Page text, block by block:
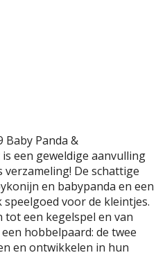
Baby Panda &
een geweldige aanvulling
verzameling! De schattige
en babypanda en een
voor de kleintjes.
tot een kegelspel en van
hobbelpaard: de twee
en ontwikkelen in hun